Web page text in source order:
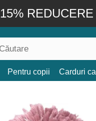
15%
Pentru copii Carduri